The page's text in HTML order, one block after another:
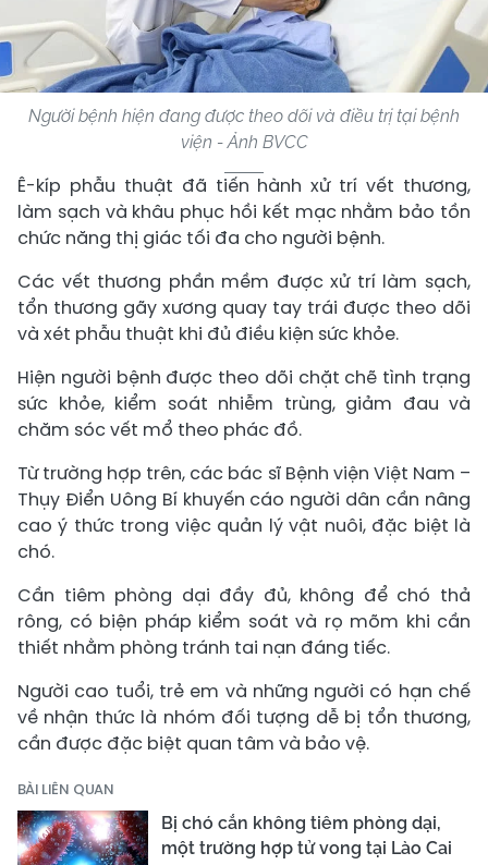
Người bệnh hiện đang được theo dõi và điều trị tại bệnh
viện - Ảnh BVCC
Ê-kíp phẫu thuật đã tiến hành xử trí vết thương,
làm sạch và khâu phục hồi kết mạc nhằm bảo tồn
chức năng thị giác tối đa cho người bệnh.
Các vết thương phần mềm được xử trí làm sạch,
tổn thương gãy xương quay tay trái được theo dõi
và xét phẫu thuật khi đủ điều kiện sức khỏe.
Hiện người bệnh được theo dõi chặt chẽ tình trạng
sức khỏe, kiểm soát nhiễm trùng, giảm đau và
chăm sóc vết mổ theo phác đồ.
Từ trường hợp trên, các bác sĩ Bệnh viện Việt Nam –
Thụy Điển Uông Bí khuyến cáo người dân cần nâng
cao ý thức trong việc quản lý vật nuôi, đặc biệt là
chó.
Cần tiêm phòng dại đầy đủ, không để chó thả
rông, có biện pháp kiểm soát và rọ mõm khi cần
thiết nhằm phòng tránh tai nạn đáng tiếc.
Người cao tuổi, trẻ em và những người có hạn chế
về nhận thức là nhóm đối tượng dễ bị tổn thương,
cần được đặc biệt quan tâm và bảo vệ.
BÀI LIÊN QUAN
Bị chó cắn không tiêm phòng dại,
một trường hợp tử vong tại Lào Cai